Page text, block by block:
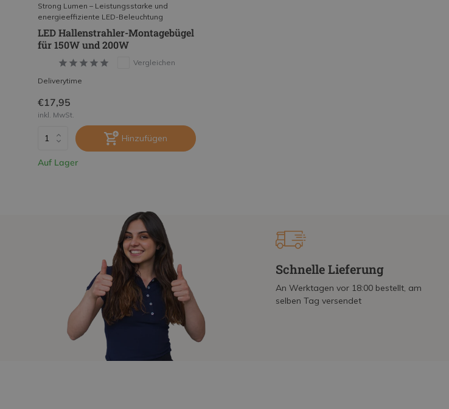
Strong Lumen – Leistungsstarke und
energieeffiziente LED-Beleuchtung
LED Hallenstrahler-Montagebügel
für 150W und 200W
Vergleichen
Deliverytime
€17,95
inkl. MwSt.
Hinzufügen
Auf Lager
Schnelle Lieferung
An Werktagen vor 18:00 bestellt, am
selben Tag versendet